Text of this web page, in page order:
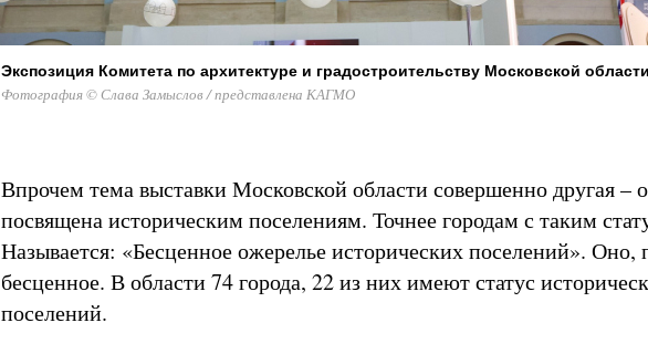
Экспозиция Комитета по архитектуре и градостроительству Московской
Фотография © Слава Замыслов / представлена КАГМО
Впрочем тема выставки Московской области совершенно другая –
посвящена историческим поселениям. Точнее городам с таким
Называется: «Бесценное ожерелье исторических поселений». Оно,
бесценное. В области 74 города, 22 из них имеют статус
поселений.